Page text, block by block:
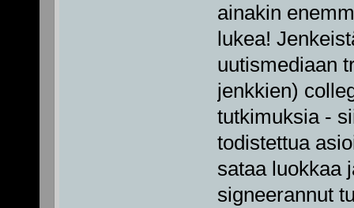
ainakin
lukea!
uutismediaan
jenkkien)
tutkimuksia -
todistettua
sataa luokkaa
signeerannut